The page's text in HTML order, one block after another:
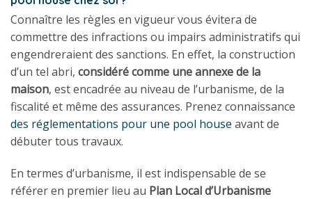
Connaître les règles en vigueur vous évitera de
commettre des infractions ou impairs administratifs qui
engendreraient des sanctions. En effet, la construction
d’un tel abri, considéré comme une annexe de la
maison, est encadrée au niveau de l’urbanisme, de la
fiscalité et même des assurances. Prenez connaissance
des réglementations pour une pool house avant de
débuter tous travaux.
En termes d’urbanisme, il est indispensable de se
référer en premier lieu au Plan Local d’Urbanisme